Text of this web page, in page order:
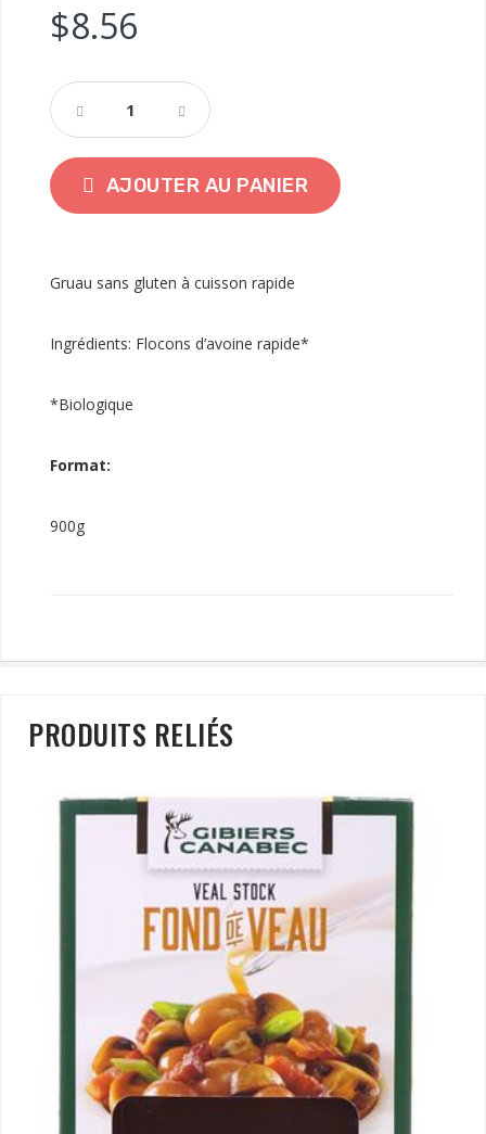
$8.56
AJOUTER AU PANIER
Gruau sans gluten à cuisson rapide
Ingrédients: Flocons d’avoine rapide*
*Biologique
Format:
900g
PRODUITS RELIÉS